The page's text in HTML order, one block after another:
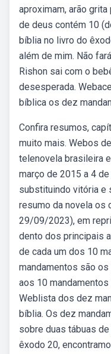
aproximam, arão
de deus contém 10
bíblia no livro do
além de mim. Não
Rishon sai com o
desesperada.
bíblica os dez
Confira resumos,
muito mais. Webos
telenovela brasileira
março de 2015 a 4
substituindo vitória e
resumo da novela os
29/09/2023), em
dento dos principais
de cada um dos 10
mandamentos são
aos 10
Weblista dos dez
bíblia. Os dez
sobre duas tábuas
êxodo 20,